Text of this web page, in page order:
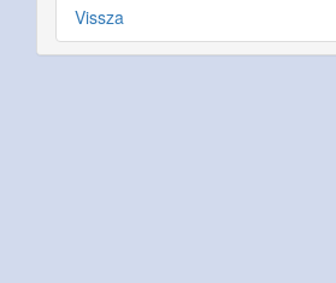
Vissza